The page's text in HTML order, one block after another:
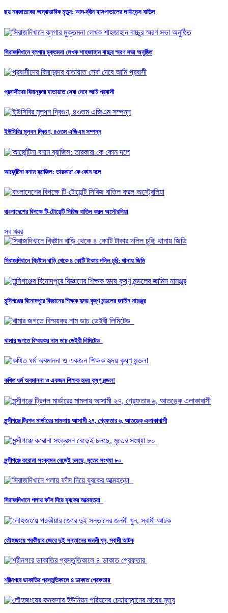
ছয় নবজাতকের অস্বাভাবিক মৃত্যু: আদ-দ্বীন হাসপাতালের লাইসেন্স বাতিল
সিরাজদিখানে ব্লগার মুক্তমনা লেখক শাহজাহান বাচ্চুর স্মরণ সভা অনুষ্ঠিত
প্রবাসীদের বিমানবন্দর যাতায়াত সেবা দেবে আমি প্রবাসী
ইউসিবির মূলধন দ্বিগুণ, ৪৩তম এজিএম সম্পন্ন
আর্জেন্টিনা বনাম ব্রাজিল: তারকারা কে কোন দলে
বাংলাদেশের বিপক্ষে টি-টোয়েন্টি সিরিজ বাতিল করল অস্ট্রেলিয়া
সব খবর
সিরাজদিখানে খ্রিষ্টান বাড়ি থেকে ৪ কোটি টাকার দলিল চুরি: থানায় জিডি
মুন্সিগঞ্জের বিনোদপুরে বিজ্ঞানের শিক্ষক হৃদয় কৃষ্ণ মন্ডলের জামিন নামঞ্জুর
খামার জগতে বিস্ময়কর নাম ডাচ ডেইরী লিমিটেড
কথিত ধর্ম অবমাননা ও একজন শিক্ষক হৃদয় কৃষ্ণ মন্ডল!
মুন্সীগঞ্জে ট্রিপল মার্ডারের মামলায় আসামী ২৭, গ্রেফতার ৬, আতঙ্কে এলাকাবাসী
মুন্সীগঞ্জে করোনা সংক্রমন বেড়েই চলছে, মৃতের সংখ্যা ৮০
সিরাজদিখানে গলায় ফাঁস দিয়ে যুবকের আত্মহত্যা
লৌহজংয়ে পরকীয়ার জেরে দুই সন্তানের জননী খুন, স্বামী আটক
শ্রীনগরে ডাকাতির প্রস্তুতিকালে ৪ ডাকাত গ্রেফতার